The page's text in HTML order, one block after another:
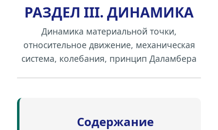
РАЗДЕЛ III. ДИНАМИКА
Динамика материальной точки,
относительное движение, механическая
система, колебания, принцип Даламбера
Содержание